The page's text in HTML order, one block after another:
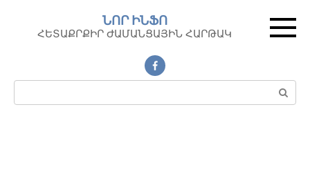
контенту
ՆՈՐ ԻՆՖՈ
ՀԵՏԱՔՐՔԻՐ ԺԱՄԱՆՑԱՅԻՆ ՀԱՐԹԱԿ
Поиск: